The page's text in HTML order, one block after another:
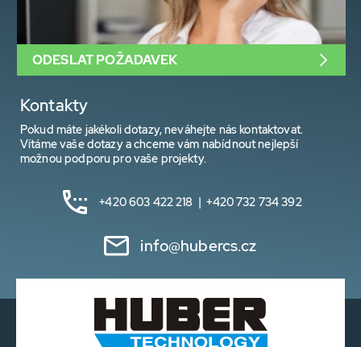
Kontakty
Pokud máte jakékoli dotazy, neváhejte nás kontaktovat.
Vítáme vaše dotazy a chceme vám nabídnout nejlepší
možnou podporu pro vaše projekty.
+420 603 422 218 | +420 732 734 392
info@hubercs.cz
ODESLAT POŽADAVEK